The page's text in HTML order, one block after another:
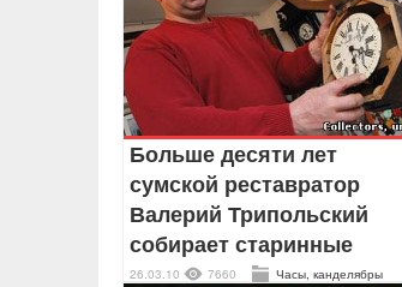
Больше десяти лет
сумской реставратор
Валерий Трипольский
собирает старинные
26.03.10 7660 Часы, канделябры